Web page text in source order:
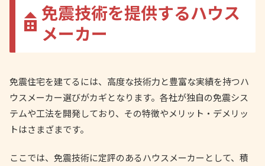
免震技術を提供するハウス
メーカー
免震住宅を建てるには、高度な技術力と豊富な実績を持つハ
ウスメーカー選びがカギとなります。各社が独自の免震シス
テムや工法を開発しており、その特徴やメリット・デメリッ
トはさまざまです。
ここでは、免震技術に定評のあるハウスメーカーとして、積